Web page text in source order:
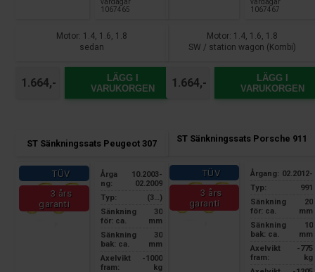
1067465
Motor: 1.4, 1.6, 1.8
sedan
1.664,-
LÄGG I
VARUKORGEN
1067467
Motor: 1.4, 1.6, 1.8
SW / station wagon (Kombi)
1.664,-
LÄGG I
VARUKORGEN
ST Sänkningssats Peugeot 307
TÜV
3 års
garanti
Årga
ng:
10.2003-
02.2009
Typ:
(3…)
Sänkning
för: ca.
30
mm
Sänkning
bak: ca.
30
mm
Axelvikt
fram:
-1000
kg
ST Sänkningssats Porsche 911
TÜV
3 års
garanti
Årgang: 02.2012-
Typ:
991
Sänkning
för: ca.
20
mm
Sänkning
bak: ca.
10
mm
Axelvikt
fram:
-775
kg